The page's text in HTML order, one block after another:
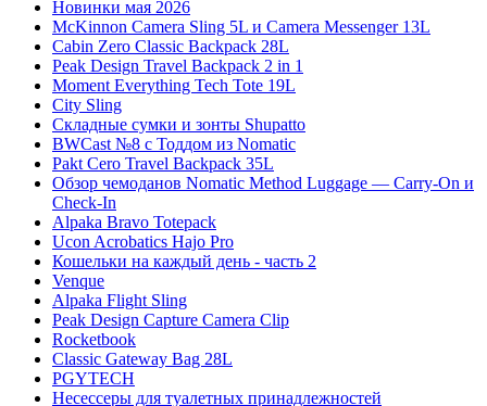
Новинки мая 2026
McKinnon Camera Sling 5L и Camera Messenger 13L
Cabin Zero Classic Backpack 28L
Peak Design Travel Backpack 2 in 1
Moment Everything Tech Tote 19L
City Sling
Складные сумки и зонты Shupatto
BWCast №8 с Тоддом из Nomatic
Pakt Cero Travel Backpack 35L
Обзор чемоданов Nomatic Method Luggage — Carry-On и
Check-In
Alpaka Bravo Totepack
Ucon Acrobatics Hajo Pro
Кошельки на каждый день - часть 2
Venque
Alpaka Flight Sling
Peak Design Capture Camera Clip
Rocketbook
Classic Gateway Bag 28L
PGYTECH
Несессеры для туалетных принадлежностей